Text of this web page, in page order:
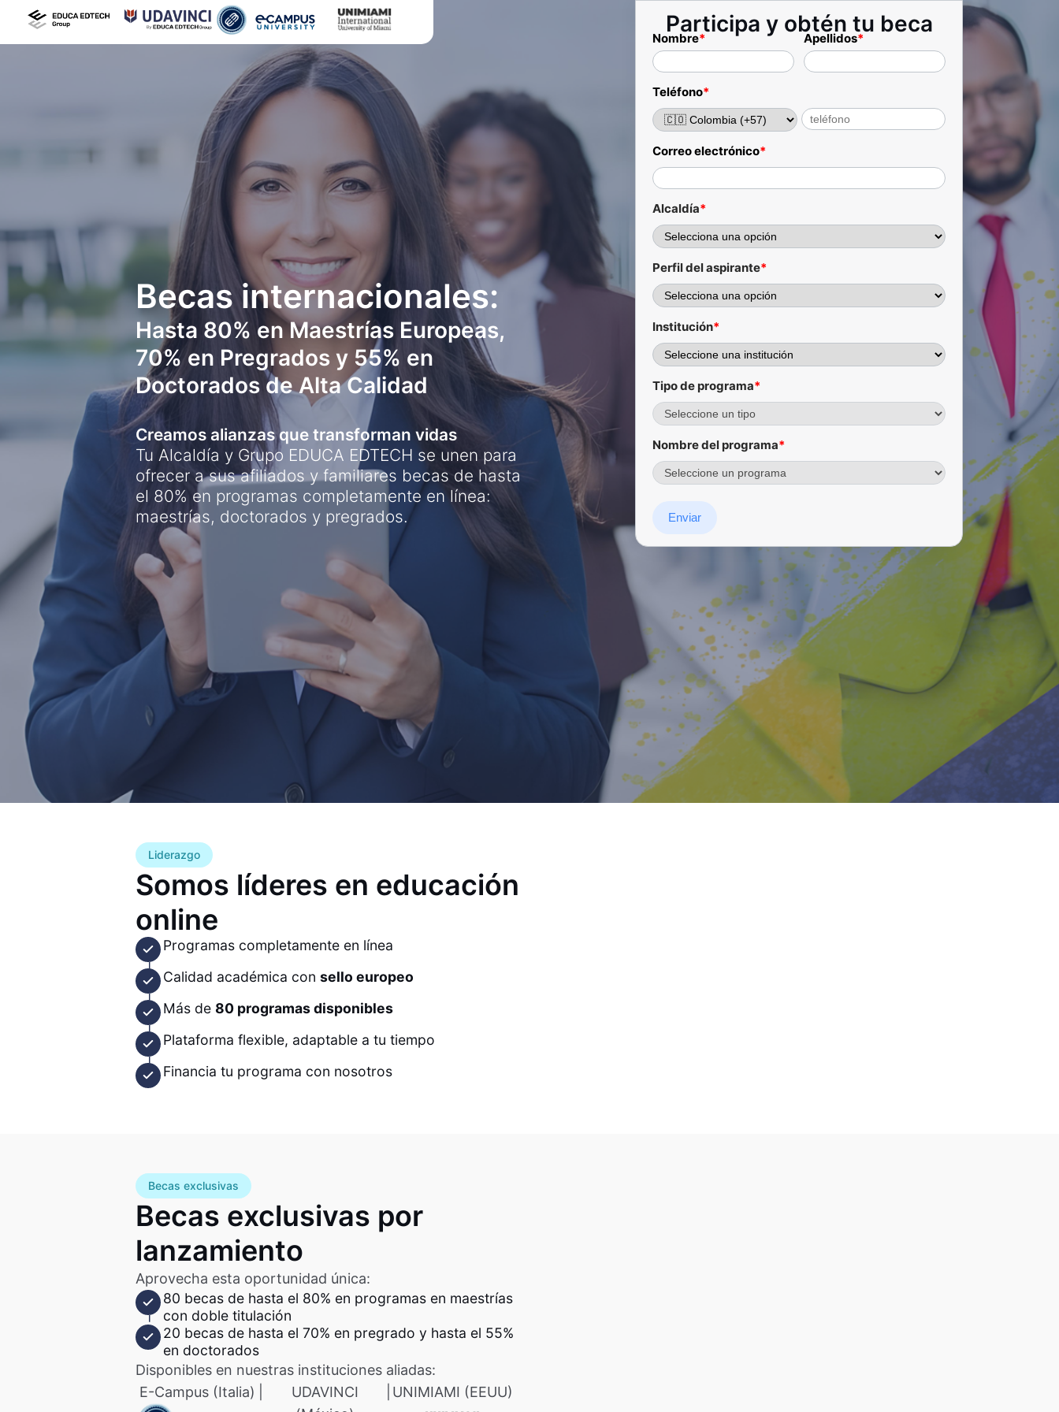
Becas internacionales:
Hasta 80% en Maestrías Europeas,
70% en Pregrados y 55% en
Doctorados de Alta Calidad
Creamos alianzas que transforman vidas
Tu Alcaldía y Grupo EDUCA EDTECH se unen para
ofrecer a sus afiliados y familiares becas de hasta
el 80% en programas completamente en línea:
maestrías, doctorados y pregrados.
Participa y obtén tu beca
Nombre* Apellidos*
Teléfono*
Correo electrónico*
Alcaldía*
Perfil del aspirante*
Institución*
Tipo de programa*
Nombre del programa*
Enviar
Liderazgo
Somos líderes en educación
online
Programas completamente en línea
Calidad académica consello europeo
Más de80 programas disponibles
Plataforma flexible, adaptable a tu tiempo
Financia tu programa con nosotros
Becas exclusivas
Becas exclusivas por
lanzamiento
Aprovecha esta oportunidad única:
80 becas de hasta el 80% en programas en maestrías
con doble titulación
20 becas de hasta el 70% en pregrado y hasta el 55%
en doctorados
Disponibles en nuestras instituciones aliadas:
E-Campus (Italia)
UDAVINCI
UNIMIAMI (EEUU)